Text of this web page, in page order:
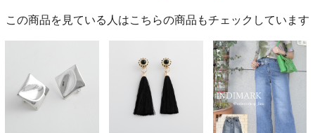
この商品を見ている人はこちらの商品もチェックしています